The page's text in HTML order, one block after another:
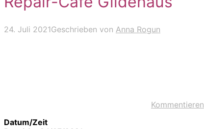
24. Juli 2021Geschrieben von Anna Rogun
Kommentieren
Datum/Zeit